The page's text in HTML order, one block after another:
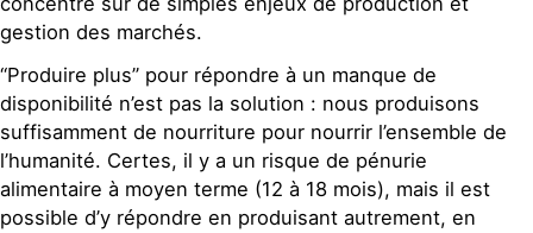
gestion des marchés.
“Produire plus” pour répondre à un manque de
disponibilité n’est pas la solution : nous produisons
suffisamment de nourriture pour nourrir l’ensemble de
l’humanité. Certes, il y a un risque de pénurie
alimentaire à moyen terme (12 à 18 mois), mais il est
possible d’y répondre en produisant autrement, en